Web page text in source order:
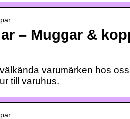
– Muggar &
varumärken hos
till varuhus.